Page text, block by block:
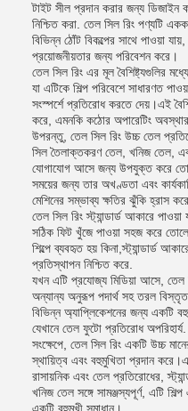
টাইট সীল প্রদান করার জন্য ডিজাইন
নিশ্চিত করা. তেল সিল রিং পণ্যটি
বিভিন্ন ঠোঁট বিকল্পের সাথে পাওয়া
প্রয়োজনীয়তার জন্য পরিবেশন করে।
তেল সিল রিং এর মূল বৈশিষ্ট্যগুলির
যা এটিকে শিল্প পরিবেশে সাধারণত
সংস্পর্শে প্রতিরোধ করতে দেয়।এই
করে, এমনকি কঠোর অপারেটিং
উপরন্তু, তেল সিল রিং উচ্চ তেল
সিল তৈলাক্তকরণ তেল, খনিজ তেল,
যোগাযোগ আসে জন্য উপযুক্ত করে
সময়ের জন্য তার অখণ্ডতা এবং
মেশিনের সম্ভাব্য ক্ষতির ঝুঁকি হ্রাস
তেল সিল রিং স্ট্যান্ডার্ড আকারে
সঠিক ফিট খুঁজে পাওয়া সহজ করে
শিল্পে ব্যবহৃত হয় কিনা,স্ট্যান্ডার্ড
প্রতিস্থাপন নিশ্চিত করে.
যখন এটি প্রযোজ্য মিডিয়া আসে,
অন্যান্য অনুরূপ পদার্থ সহ তরল বিস্তৃত
বিভিন্ন অ্যাপ্লিকেশনের জন্য একটি
যেখানে তেল ফুটো প্রতিরোধ অপরিহার্য.
সংক্ষেপে, তেল সিল রিং একটি উচ্চ
স্থায়িত্ব এবং বহুমুখিতা প্রদান
রাসায়নিক এবং তেল প্রতিরোধের,
খনিজ তেল সঙ্গে সামঞ্জস্যপূর্ণ, এটি